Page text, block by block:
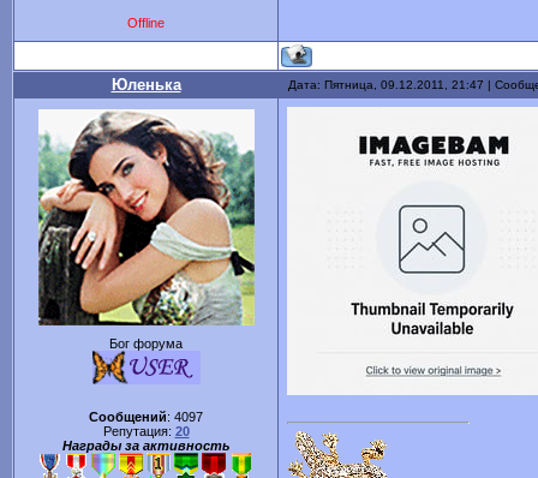
Offline
Юленька Дата: Пятница, 09.12.2011, 21:47 |
Бог форума
Сообщений: 4097
Репутация: 20
Награды за активность